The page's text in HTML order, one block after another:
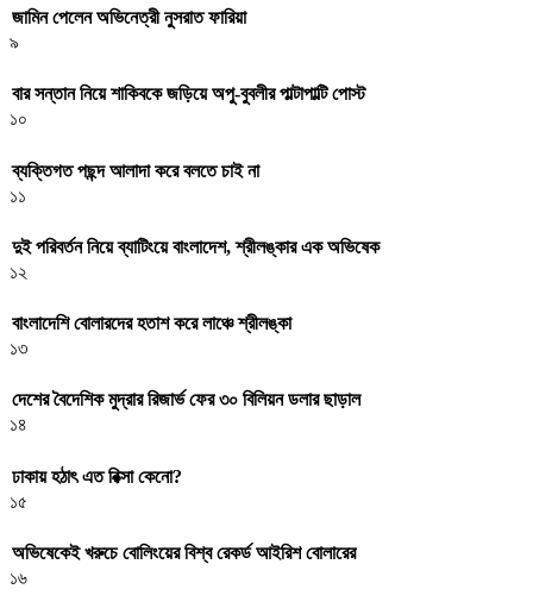
জামিন পেলেন অভিনেত্রী নুসরাত ফারিয়া
৯
বার সন্তান নিয়ে শাকিবকে জড়িয়ে অপু-বুবলীর পাল্টাপাল্টি পোস্ট
১০
ব্যক্তিগত পছন্দ আলাদা করে বলতে চাই না
১১
দুই পরিবর্তন নিয়ে ব্যাটিংয়ে বাংলাদেশ, শ্রীলঙ্কার এক অভিষেক
১২
বাংলাদেশি বোলারদের হতাশ করে লাঞ্চে শ্রীলঙ্কা
১৩
দেশের বৈদেশিক মুদ্রার রিজার্ভ ফের ৩০ বিলিয়ন ডলার ছাড়াল
১৪
ঢাকায় হঠাৎ এত রিক্সা কেনো?
১৫
অভিষেকেই খরুচে বোলিংয়ের বিশ্ব রেকর্ড আইরিশ বোলারের
১৬